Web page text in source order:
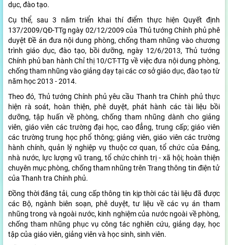
dục, đào tạo.
Cụ thể, sau 3 năm triển khai thí điểm thực hiện Quyết định
137/2009/QĐ-TTg ngày 02/12/2009 của Thủ tướng Chính phủ phê
duyệt Đề án đưa nội dung phòng, chống tham nhũng vào chương
trình giáo dục, đào tạo, bồi dưỡng, ngày 12/6/2013, Thủ tướng
Chính phủ ban hành Chỉ thị 10/CT-TTg về việc đưa nội dung phòng,
chống tham nhũng vào giảng dạy tại các cơ sở giáo dục, đào tạo từ
năm học 2013 - 2014.
Theo đó, Thủ tướng Chính phủ yêu cầu Thanh tra Chính phủ thực
hiện rà soát, hoàn thiện, phê duyệt, phát hành các tài liệu bồi
dưỡng, tập huấn về phòng, chống tham nhũng dành cho giảng
viên, giáo viên các trường đại học, cao đẳng, trung cấp; giáo viên
các trường trung học phổ thông; giảng viên, giáo viên các trường
hành chính, quản lý nghiệp vụ thuộc cơ quan, tổ chức của Đảng,
nhà nước, lực lượng vũ trang, tổ chức chính trị - xã hội; hoàn thiện
chuyên mục phòng, chống tham nhũng trên Trang thông tin điện tử
của Thanh tra Chính phủ.
Đồng thời đăng tải, cung cấp thông tin kịp thời các tài liệu đã được
các Bộ, ngành biên soạn, phê duyệt, tư liệu về các vụ án tham
nhũng trong và ngoài nước, kinh nghiệm của nước ngoài về phòng,
chống tham nhũng phục vụ công tác nghiên cứu, giảng dạy, học
tập của giáo viên, giảng viên và học sinh, sinh viên.